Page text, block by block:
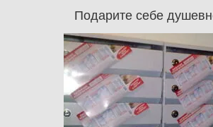
Подарите себе